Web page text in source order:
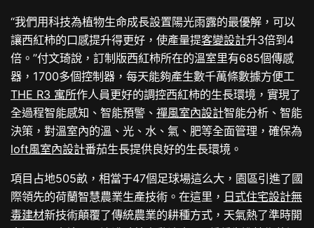
“我們用科技為植物生命成長設置陽光雨露的最優解，可以
讓西紅柿的口感提升得更好，使產量提客變設計升3倍到4
倍。”付文琦說，訂制版西紅柿所在的溫室里有685個傳感
器，1700多個控制器，每天能夠產生數千萬條數據方便工
THE R3 寓所作人員更好的調控西紅柿的生長環境，實現了
全過程智能感知、智能預警、禪風室內設計智能分析、智能
決策，對溫室內的溫、光、水、氣、肥等全面管理，確保為
loft風室內設計番茄生長提供良好的生長環境。
項目占地505畝，相當于47個足球場這么大，園區引進了國
際領先的荷蘭智慧農業生產技術。在這里， 日式住宅設計無
毒建材新技術顛覆了傳統農業的耕種方式，天氣熱了準時開